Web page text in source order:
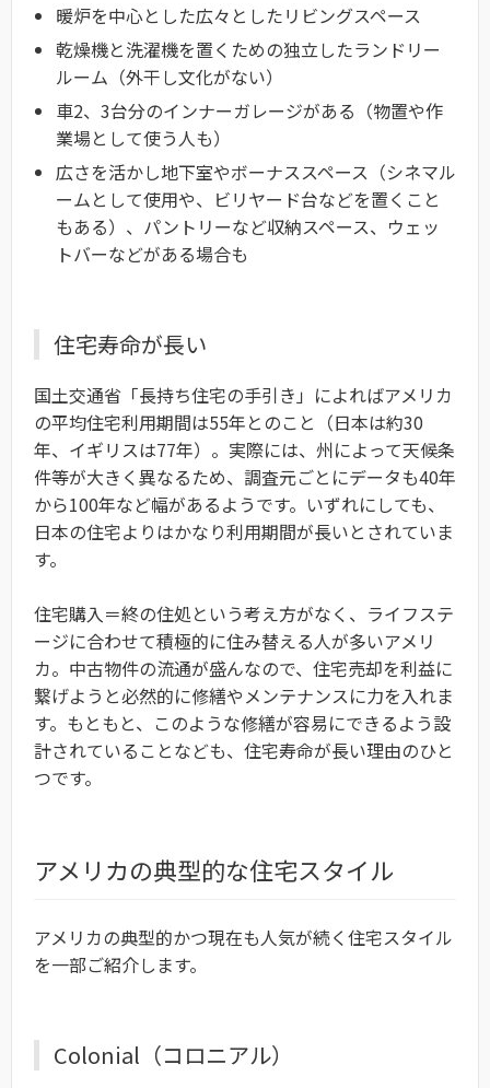
暖炉を中心とした広々としたリビングスペース
乾燥機と洗濯機を置くための独立したランドリー
ルーム（外干し文化がない）
車2、3台分のインナーガレージがある（物置や作
業場として使う人も）
広さを活かし地下室やボーナススペース（シネマル
ームとして使用や、ビリヤード台などを置くこと
もある）、パントリーなど収納スペース、ウェッ
トバーなどがある場合も
住宅寿命が長い
国土交通省「長持ち住宅の手引き」によればアメリカ
の平均住宅利用期間は55年とのこと（日本は約30
年、イギリスは77年）。実際には、州によって天候条
件等が大きく異なるため、調査元ごとにデータも40年
から100年など幅があるようです。いずれにしても、
日本の住宅よりはかなり利用期間が長いとされていま
す。
住宅購入＝終の住処という考え方がなく、ライフステ
ージに合わせて積極的に住み替える人が多いアメリ
カ。中古物件の流通が盛んなので、住宅売却を利益に
繋げようと必然的に修繕やメンテナンスに力を入れま
す。もともと、このような修繕が容易にできるよう設
計されていることなども、住宅寿命が長い理由のひと
つです。
アメリカの典型的な住宅スタイル
アメリカの典型的かつ現在も人気が続く住宅スタイル
を一部ご紹介します。
Colonial（コロニアル）